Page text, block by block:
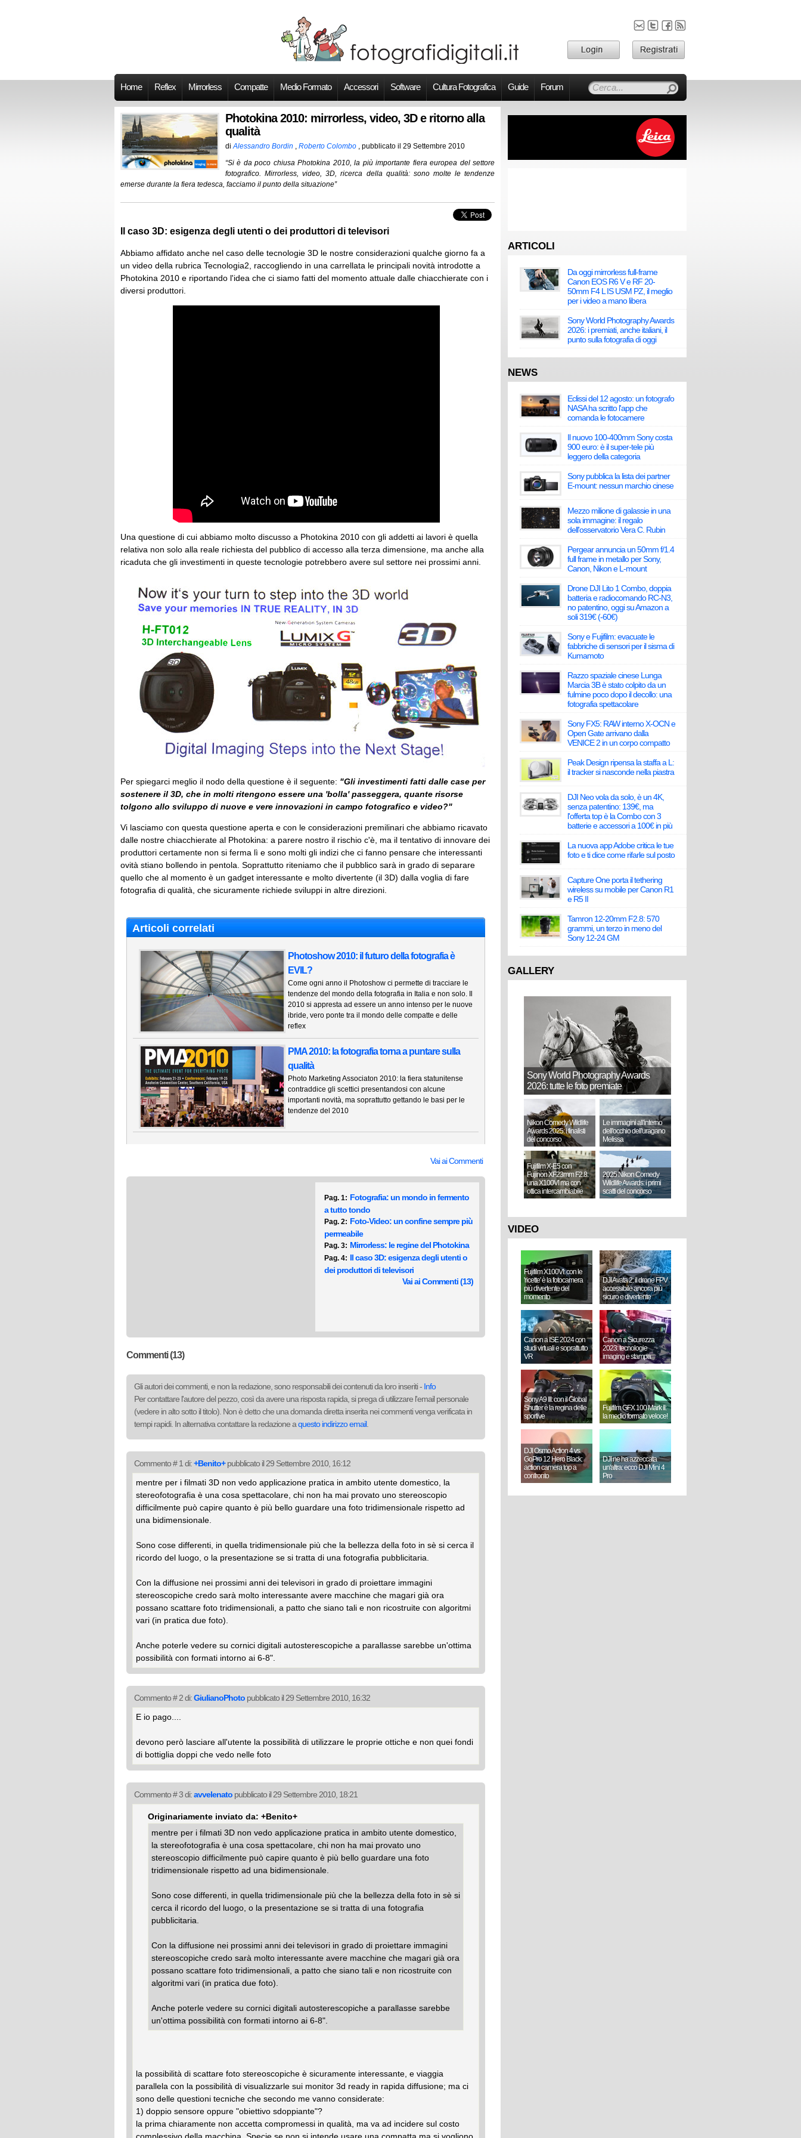
Home Reflex Mirrorless Compatte Medio Formato Accessori Software Cultura Fotografica Guide Forum
Photokina 2010: mirrorless, video, 3D e ritorno alla
qualità
diAlessandro Bordin , Roberto Colombo , pubblicato il 29 Settembre 2010
“Si è da poco chiusa Photokina 2010, la più importante fiera europea del settore
fotografico. Mirrorless, video, 3D, ricerca della qualità: sono molte le tendenze
emerse durante la fiera tedesca, facciamo il punto della situazione”
Il caso 3D: esigenza degli utenti o dei produttori di televisori
Abbiamo affidato anche nel caso delle tecnologie 3D le nostre considerazioni qualche giorno fa a
un video della rubrica Tecnologia2, raccogliendo in una carrellata le principali novità introdotte a
Photokina 2010 e riportando l'idea che ci siamo fatti del momento attuale dalle chiacchierate con i
diversi produttori.
Una questione di cui abbiamo molto discusso a Photokina 2010 con gli addetti ai lavori è quella
relativa non solo alla reale richiesta del pubblico di accesso alla terza dimensione, ma anche alla
ricaduta che gli investimenti in queste tecnologie potrebbero avere sul settore nei prossimi anni.
Per spiegarci meglio il nodo della questione è il seguente: "Gli investimenti fatti dalle case per
sostenere il 3D, che in molti ritengono essere una 'bolla' passeggera, quante risorse
tolgono allo sviluppo di nuove e vere innovazioni in campo fotografico e video?"
Vi lasciamo con questa questione aperta e con le considerazioni premilinari che abbiamo ricavato
dalle nostre chiacchierate al Photokina: a parere nostro il rischio c'è, ma il tentativo di innovare dei
produttori certamente non si ferma lì e sono molti gli indizi che ci fanno pensare che interessanti
ovità stiano bollendo in pentola. Soprattutto riteniamo che il pubblico sarà in grado di separare
quello che al momento è un gadget interessante e molto divertente (il 3D) dalla voglia di fare
fotografia di qualità, che sicuramente richiede sviluppi in altre direzioni.
Articoli correlati
Photoshow 2010: il futuro della fotografia è
EVIL?
Come ogni anno il Photoshow ci permette di tracciare le
tendenze del mondo della fotografia in Italia e non solo. Il
2010 si appresta ad essere un anno intenso per le nuove
ibride, vero ponte tra il mondo delle compatte e delle
reflex
PMA 2010: la fotografia torna a puntare sulla
qualità
Photo Marketing Associaton 2010: la fiera statunitense
contraddice gli scettici presentandosi con alcune
importanti novità, ma soprattutto gettando le basi per le
tendenze del 2010
Vai ai Commenti
Pag. 1: Fotografia: un mondo in fermento
a tutto tondo
Pag. 2: Foto-Video: un confine sempre più
permeabile
Pag. 3: Mirrorless: le regine del Photokina
Pag. 4: Il caso 3D: esigenza degli utenti o
dei produttori di televisori
Vai ai Commenti (13)
Commenti (13)
Gli autori dei commenti, e non la redazione, sono responsabili dei contenuti da loro inseriti - Info
Per contattare l'autore del pezzo, così da avere una risposta rapida, si prega di utilizzare l'email personale
(vedere in alto sotto il titolo). Non è detto che una domanda diretta inserita nei commenti venga verificata in
tempi rapidi. In alternativa contattare la redazione aquesto indirizzo email.
Commento # 1 di:+Benito+pubblicato il 29 Settembre 2010, 16:12
mentre per i filmati 3D non vedo applicazione pratica in ambito utente domestico, la
stereofotografia è una cosa spettacolare, chi non ha mai provato uno stereoscopio
difficilmente può capire quanto è più bello guardare una foto tridimensionale rispetto ad
una bidimensionale.
Sono cose differenti, in quella tridimensionale più che la bellezza della foto in sè si cerca il
ricordo del luogo, o la presentazione se si tratta di una fotografia pubblicitaria.
Con la diffusione nei prossimi anni dei televisori in grado di proiettare immagini
stereoscopiche credo sarà molto interessante avere macchine che magari già ora
possano scattare foto tridimensionali, a patto che siano tali e non ricostruite con algoritmi
vari (in pratica due foto).
Anche poterle vedere su cornici digitali autosterescopiche a parallasse sarebbe un'ottima
possibilità con formati intorno ai 6-8".
Commento # 2 di:GiulianoPhoto pubblicato il 29 Settembre 2010, 16:32
E io pago....
devono però lasciare all'utente la possibilità di utilizzare le proprie ottiche e non quei fondi
di bottiglia doppi che vedo nelle foto
Commento # 3 di:avvelenato pubblicato il 29 Settembre 2010, 18:21
Originariamente inviato da: +Benito+
mentre per i filmati 3D non vedo applicazione pratica in ambito utente domestico,
la stereofotografia è una cosa spettacolare, chi non ha mai provato uno
stereoscopio difficilmente può capire quanto è più bello guardare una foto
tridimensionale rispetto ad una bidimensionale.
Sono cose differenti, in quella tridimensionale più che la bellezza della foto in sè si
cerca il ricordo del luogo, o la presentazione se si tratta di una fotografia
pubblicitaria.
Con la diffusione nei prossimi anni dei televisori in grado di proiettare immagini
stereoscopiche credo sarà molto interessante avere macchine che magari già ora
possano scattare foto tridimensionali, a patto che siano tali e non ricostruite con
algoritmi vari (in pratica due foto).
Anche poterle vedere su cornici digitali autosterescopiche a parallasse sarebbe
un'ottima possibilità con formati intorno ai 6-8".
la possibilità di scattare foto stereoscopiche è sicuramente interessante, e viaggia
parallela con la possibilità di visualizzarle sui monitor 3d ready in rapida diffusione; ma ci
sono delle questioni tecniche che secondo me vanno considerate:
1) doppio sensore oppure "obiettivo sdoppiante"?
la prima chiaramente non accetta compromessi in qualità, ma va ad incidere sul costo
ARTICOLI
Da oggi mirrorless full-frame
Canon EOS R6 V e RF 20-
50mm F4 L IS USM PZ, il meglio
per i video a mano libera
Sony World Photography Awards
2026: i premiati, anche italiani, il
punto sulla fotografia di oggi
NEWS
Eclissi del 12 agosto: un fotografo
NASA ha scritto l'app che
comanda le fotocamere
Il nuovo 100-400mm Sony costa
900 euro: è il super-tele più
leggero della categoria
Sony pubblica la lista dei partner
E-mount: nessun marchio cinese
Mezzo milione di galassie in una
sola immagine: il regalo
dell'osservatorio Vera C. Rubin
Pergear annuncia un 50mm f/1.4
full frame in metallo per Sony,
Canon, Nikon e L-mount
Drone DJI Lito 1 Combo, doppia
batteria e radiocomando RC-N3,
no patentino, oggi su Amazon a
soli 319€ (-60€)
Sony e Fujifilm: evacuate le
fabbriche di sensori per il sisma di
Kumamoto
Razzo spaziale cinese Lunga
Marcia 3B è stato colpito da un
fulmine poco dopo il decollo: una
fotografia spettacolare
Sony FX5: RAW interno X-OCN e
Open Gate arrivano dalla
VENICE 2 in un corpo compatto
Peak Design ripensa la staffa a L:
il tracker si nasconde nella piastra
DJI Neo vola da solo, è un 4K,
senza patentino: 139€, ma
l'offerta top è la Combo con 3
batterie e accessori a 100€ in più
La nuova app Adobe critica le tue
foto e ti dice come rifarle sul posto
Capture One porta il tethering
wireless su mobile per Canon R1
e R5 II
Tamron 12-20mm F2.8: 570
grammi, un terzo in meno del
Sony 12-24 GM
GALLERY
Sony World Photography Awards
2026: tutte le foto premiate
Nikon Comedy Wildlife
Awards 2025: i finalisti
del concorso
Le immagini all'interno
dell'occhio dell'uragano
Melissa
Fujifilm X-E5 con
Fujinon XF23mm F2.8:
una X100VI ma con
ottica intercambiabile
2025 Nikon Comedy
Wildlife Awards: i primi
scatti del concorso
VIDEO
Fujifilm X100VI: con le
'ricette' è la fotocamera
più divertente del
momento
DJI Avata 2: il drone FPV
accessibile ancora più
sicuro e divertente
Canon a ISE 2024 con
studi virtuali e soprattutto
VR
Canon a Sicurezza
2023: tecnologie
imaging e stampa
Sony A9 III: con il Global
Shutter è la regina delle
sportive
Fujifilm GFX 100 Mark II:
la medio formato veloce!
DJI Osmo Action 4 vs.
GoPro 12 Hero Black:
action camera top a
confronto
DJI ne ha azzeccata
un'altra: ecco DJI Mini 4
Pro